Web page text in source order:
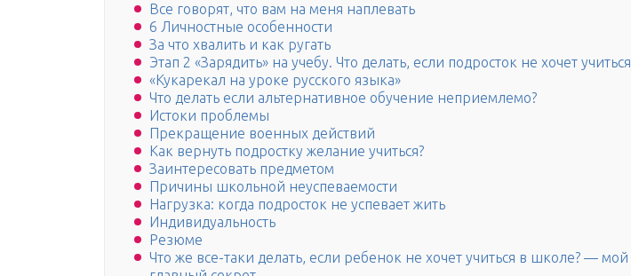
Все говорят, что вам на меня наплевать
6 Личностные особенности
За что хвалить и как ругать
Этап 2 «Зарядить» на учебу. Что делать, если подросток не хочет учиться
«Кукарекал на уроке русского языка»
Что делать если альтернативное обучение неприемлемо?
Истоки проблемы
Прекращение военных действий
Как вернуть подростку желание учиться?
Заинтересовать предметом
Причины школьной неуспеваемости
Нагрузка: когда подросток не успевает жить
Индивидуальность
Резюме
Что же все-таки делать, если ребенок не хочет учиться в школе? — мой